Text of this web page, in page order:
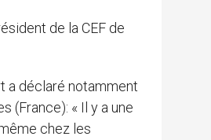
de la CEF de
a déclaré notamment
(France): « Il y a une
chez les